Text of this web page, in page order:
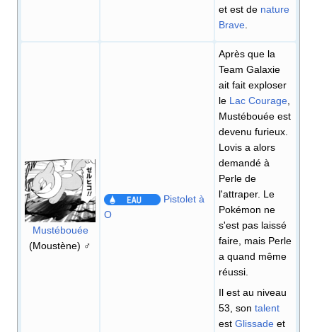
et est de nature
Brave
Mustébouée
(Moustène) ♂
Pistolet à
O
Après que la
Team Galaxie
ait fait exploser
le Lac Courage
Mustébouée est
devenu furieux.
Lovis a alors
demandé à
Perle de
l'attraper. Le
Pokémon ne
s'est pas laissé
faire, mais Perle
a quand même
réussi.
Il est au niveau
53, son talent
est Glissade et